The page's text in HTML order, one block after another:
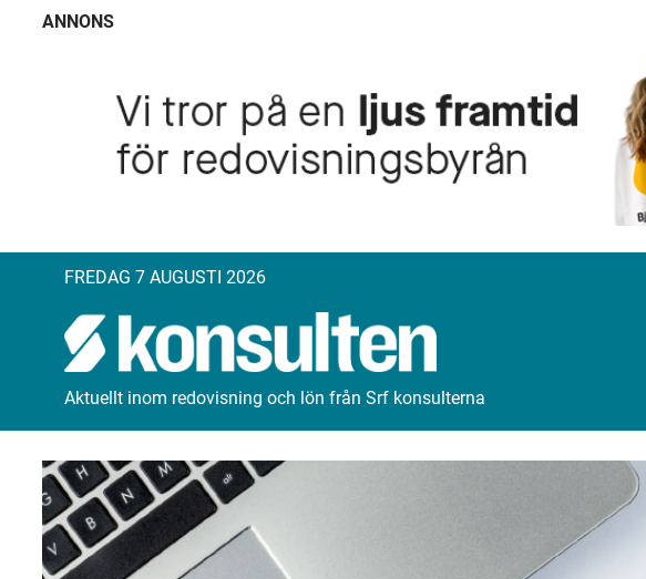
ANNONS
FREDAG 7 AUGUSTI 2026
Aktuellt inom redovisning och lön från Srf konsulterna